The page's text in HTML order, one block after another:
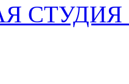
СТУДИЯ